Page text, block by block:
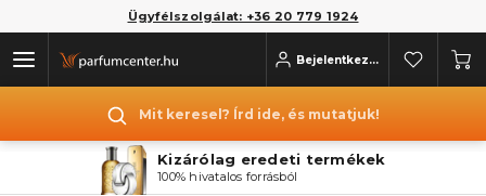
Ügyfélszolgálat: +36 20 779 1924
Bejelentkezés
Mit keresel? Írd ide, és mutatjuk!
Kizárólag eredeti termékek
100% hivatalos forrásból